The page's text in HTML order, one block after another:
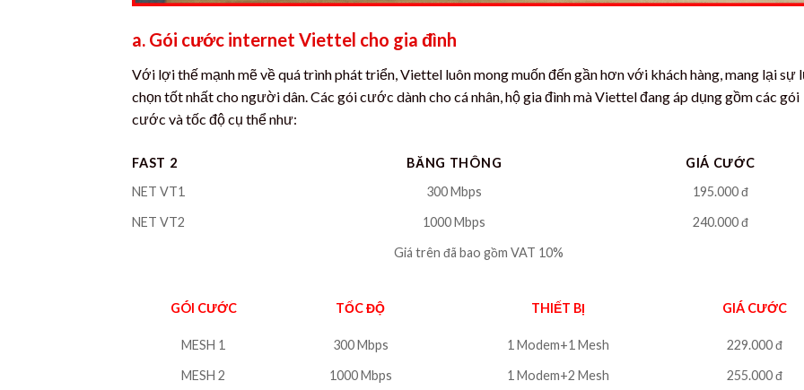
a. Gói cước internet Viettel cho gia đình
Với lợi thế mạnh mẽ về quá trình phát triển, Viettel luôn mong muốn đến gần hơn với khách hàng, mang lại sự
chọn tốt nhất cho người dân. Các gói cước dành cho cá nhân, hộ gia đình mà Viettel đang áp dụng gồm các gói
cước và tốc độ cụ thể như:
FAST 2 BĂNG THÔNG
GIÁ CƯỚC
NET VT1
300 Mbps
195.000 đ
NET VT2
1000 Mbps
240.000 đ
Giá trên đã bao gồm VAT 10%
GÓI CƯỚC TỐC ĐỘ THIẾT BỊ GIÁ CƯỚC
MESH 1 300 Mbps 1 Modem+1 Mesh
229.000 đ
MESH 2
1000 Mbps 1 Modem+2 Mesh
255.000 đ